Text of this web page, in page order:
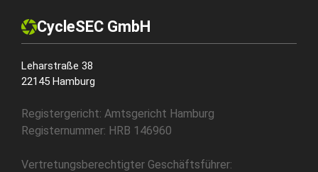
CycleSEC GmbH
Leharstraße 38
22145 Hamburg
Registergericht: Amtsgericht Hamburg
Registernummer: HRB 146960
Vertretungsberechtigter Geschäftsführer: